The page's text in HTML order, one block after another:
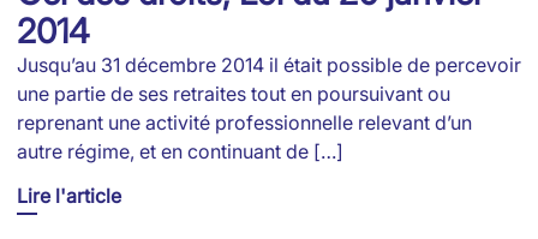
2014
Jusqu’au 31 décembre 2014 il était possible de percevoir
une partie de ses retraites tout en poursuivant ou
reprenant une activité professionnelle relevant d’un
autre régime, et en continuant de […]
Lire l'article